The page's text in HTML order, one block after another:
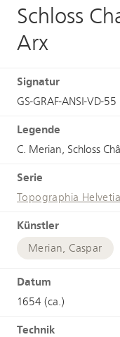
Schloss
Arx
Signatur
GS-GRAF-ANSI-VD-55
Legende
C. Merian, Schloss
Serie
Topographia
Künstler
Merian, Caspar
Datum
1654 (ca.)
Technik